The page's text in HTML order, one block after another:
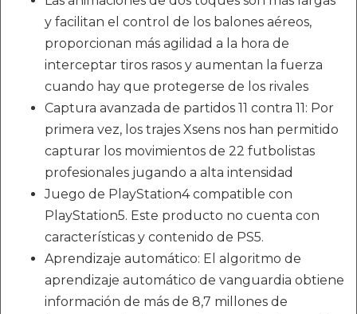
y facilitan el control de los balones aéreos,
proporcionan más agilidad a la hora de
interceptar tiros rasos y aumentan la fuerza
cuando hay que protegerse de los rivales
Captura avanzada de partidos 11 contra 11: Por
primera vez, los trajes Xsens nos han permitido
capturar los movimientos de 22 futbolistas
profesionales jugando a alta intensidad
Juego de PlayStation4 compatible con
PlayStation5. Este producto no cuenta con
características y contenido de PS5.
Aprendizaje automático: El algoritmo de
aprendizaje automático de vanguardia obtiene
información de más de 8,7 millones de